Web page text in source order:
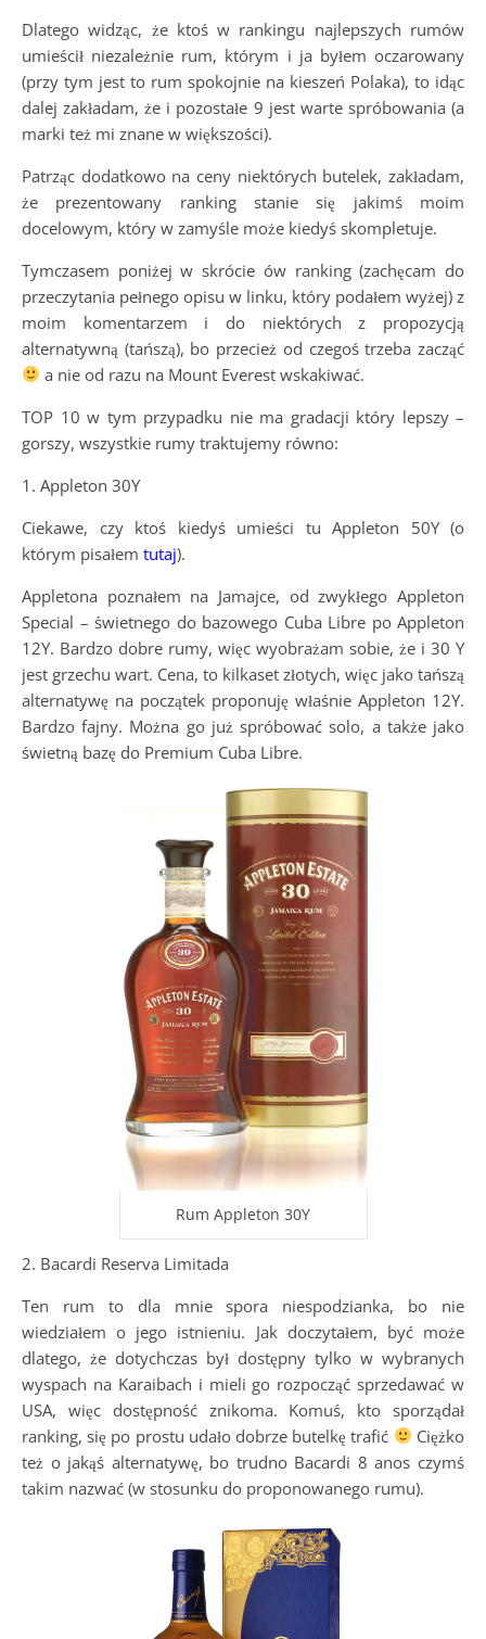
Dlatego widząc, że ktoś w rankingu najlepszych rumów
umieścił niezależnie rum, którym i ja byłem oczarowany
(przy tym jest to rum spokojnie na kieszeń Polaka), to idąc
dalej zakładam, że i pozostałe 9 jest warte spróbowania (a
marki też mi znane w większości).
Patrząc dodatkowo na ceny niektórych butelek, zakładam,
że prezentowany ranking stanie się jakimś moim
docelowym, który w zamyśle może kiedyś skompletuje.
Tymczasem poniżej w skrócie ów ranking (zachęcam do
przeczytania pełnego opisu w linku, który podałem wyżej) z
moim komentarzem i do niektórych z propozycją
alternatywną (tańszą), bo przecież od czegoś trzeba zacząć
a nie od razu na Mount Everest wskakiwać.
TOP 10 w tym przypadku nie ma gradacji który lepszy –
gorszy, wszystkie rumy traktujemy równo:
1. Appleton 30Y
Ciekawe, czy ktoś kiedyś umieści tu Appleton 50Y (o
którym pisałem tutaj).
Appletona poznałem na Jamajce, od zwykłego Appleton
Special – świetnego do bazowego Cuba Libre po Appleton
12Y. Bardzo dobre rumy, więc wyobrażam sobie, że i 30 Y
jest grzechu wart. Cena, to kilkaset złotych, więc jako tańszą
alternatywę na początek proponuję właśnie Appleton 12Y.
Bardzo fajny. Można go już spróbować solo, a także jako
świetną bazę do Premium Cuba Libre.
Rum Appleton 30Y
2. Bacardi Reserva Limitada
Ten rum to dla mnie spora niespodzianka, bo nie
wiedziałem o jego istnieniu. Jak doczytałem, być może
dlatego, że dotychczas był dostępny tylko w wybranych
wyspach na Karaibach i mieli go rozpocząć sprzedawać w
USA, więc dostępność znikoma. Komuś, kto sporządał
ranking, się po prostu udało dobrze butelkę trafić
Ciężko
też o jakąś alternatywę, bo trudno Bacardi 8 anos czymś
takim nazwać (w stosunku do proponowanego rumu).